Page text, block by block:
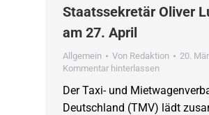
Staatssekretär Oliver
am 27. April
Allgemein Von Redaktion
20.
Kommentar hinterlassen
Der Taxi- und
Deutschland (TMV) lädt